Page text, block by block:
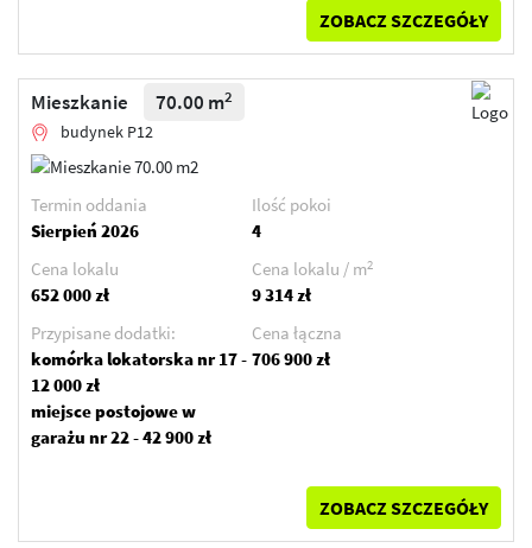
ZOBACZ SZCZEGÓŁY
Mieszkanie 70.00 m2
budynek P12
Termin oddania
Sierpień 2026
Ilość pokoi
4
Cena lokalu
652 000 zł
Cena lokalu / m2
9 314 zł
Przypisane dodatki:
komórka lokatorska nr 17 -
12 000 zł
miejsce postojowe w
garażu nr 22 - 42 900 zł
Cena łączna
706 900 zł
ZOBACZ SZCZEGÓŁY